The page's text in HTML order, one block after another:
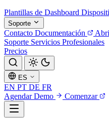
Plantillas de Dashboard
Soporte
Contacto Documentación
Soporte Servicios Profesionales
Precios
ES
EN PT DE FR
Agendar Demo
Comenzar